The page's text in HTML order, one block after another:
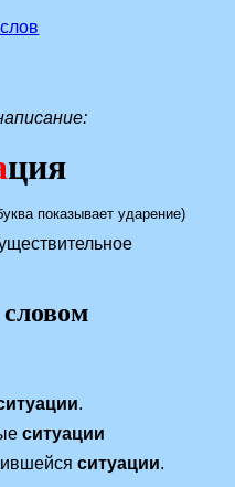
ция
показывает ударение)
.
ситуации
ситуации.